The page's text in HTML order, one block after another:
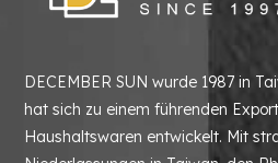
DECEMBER SUN wurde 1987 in
hat sich zu einem führenden
Haushaltswaren entwickelt. Mit